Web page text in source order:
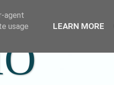
agent
usage
LEARN MORE